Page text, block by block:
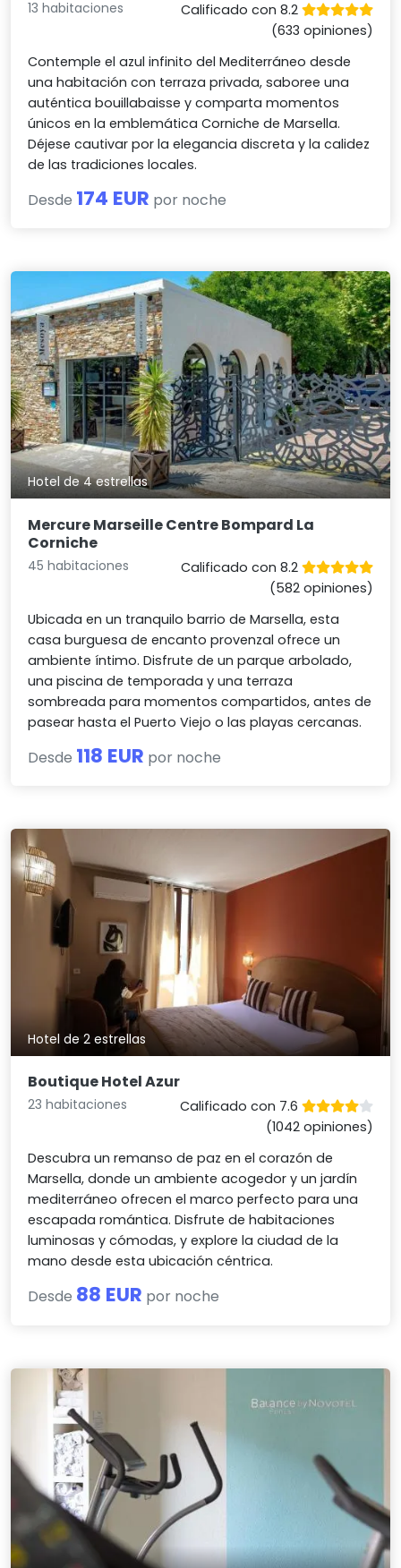
13 habitaciones
Calificado con 8.2
(633 opiniones)
Contemple el azul infinito del Mediterráneo desde
una habitación con terraza privada, saboree una
auténtica bouillabaisse y comparta momentos
únicos en la emblemática Corniche de Marsella.
Déjese cautivar por la elegancia discreta y la calidez
de las tradiciones locales.
Desde 174 EUR por noche
Hotel de 4 estrellas
Mercure Marseille Centre Bompard La
Corniche
45 habitaciones
Calificado con 8.2
(582 opiniones)
Ubicada en un tranquilo barrio de Marsella, esta
casa burguesa de encanto provenzal ofrece un
ambiente íntimo. Disfrute de un parque arbolado,
una piscina de temporada y una terraza
sombreada para momentos compartidos, antes de
pasear hasta el Puerto Viejo o las playas cercanas.
Desde 118 EUR por noche
Hotel de 2 estrellas
Boutique Hotel Azur
23 habitaciones
Calificado con 7.6
(1042 opiniones)
Descubra un remanso de paz en el corazón de
Marsella, donde un ambiente acogedor y un jardín
mediterráneo ofrecen el marco perfecto para una
escapada romántica. Disfrute de habitaciones
luminosas y cómodas, y explore la ciudad de la
mano desde esta ubicación céntrica.
Desde 88 EUR por noche